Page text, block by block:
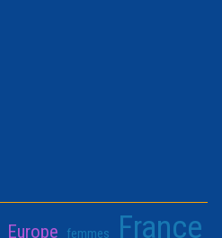
Europe femmes France